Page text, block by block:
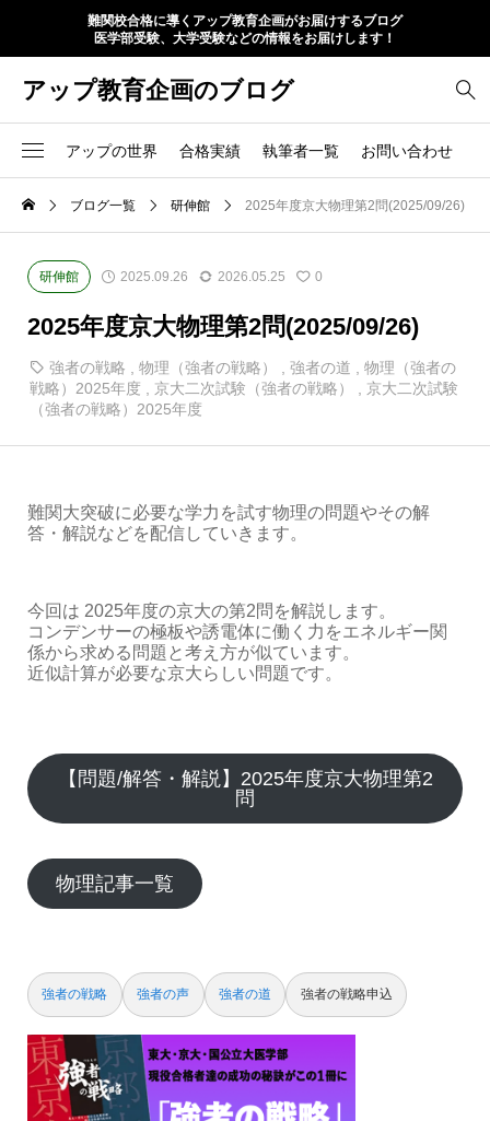
難関校合格に導くアップ教育企画がお届けするブログ
医学部受験、大学受験などの情報をお届けします！
アップ教育企画のブログ
アップの世界 合格実績 執筆者一覧 お問い合わせ
ブログ一覧 研伸館 2025年度京大物理第2問(2025/09/26)
研伸館 2025.09.26 2026.05.25 0
2025年度京大物理第2問(2025/09/26)
強者の戦略 物理（強者の戦略） 強者の道
物理（強者の
戦略）2025年度 , 京大二次試験（強者の戦略） , 京大二次試験
（強者の戦略）2025年度
難関大突破に必要な学力を試す物理の問題やその解
答・解説などを配信していきます。
今回は 2025年度の京大の第2問を解説します。
コンデンサーの極板や誘電体に働く力をエネルギー関
係から求める問題と考え方が似ています。
近似計算が必要な京大らしい問題です。
【問題/解答・解説】2025年度京大物理第2
問
物理記事一覧
強者の戦略 強者の声 強者の道 強者の戦略申込